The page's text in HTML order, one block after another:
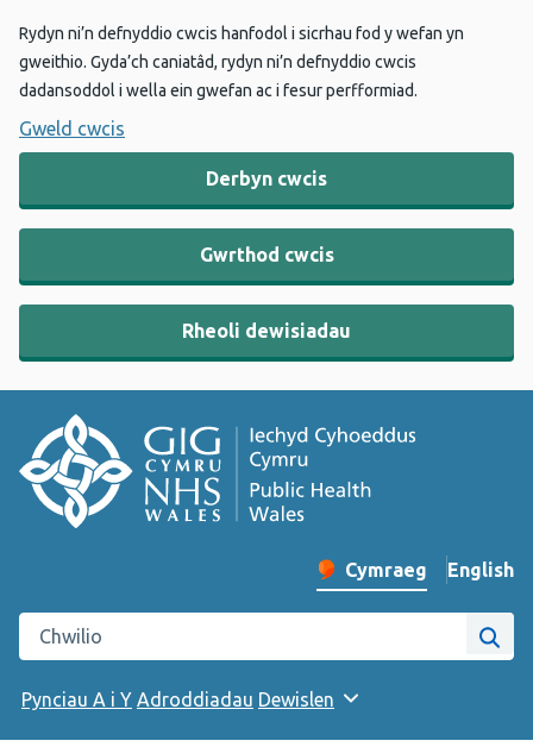
Rydyn ni’n defnyddio cwcis hanfodol i sicrhau fod y wefan yn
gweithio. Gyda’ch caniatâd, rydyn ni’n defnyddio cwcis
dadansoddol i wella ein gwefan ac i fesur perfformiad.
Gweld cwcis
Derbyn cwcis
Gwrthod cwcis
Rheoli dewisiadau
Newid iaith y wefan
Cymraeg English
–
Chwilio gwefan Iechyd Cyhoeddus Cymru
Pynciau A i Y Adroddiadau Dewislen